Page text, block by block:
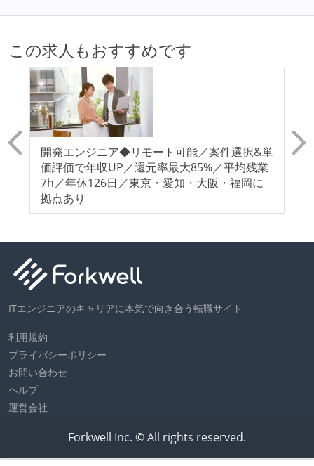
この求人もおすすめです
開発エンジニア◆リモート可能／案件選択&単
価評価で年収UP／還元率最大85%／平均残業
7h／年休126日／東京・愛知・大阪・福岡に
拠点あり
ITエンジニアのキャリアに本気で向き合う転職サイト
利用規約
プライバシーポリシー
お問い合わせ
ヘルプ
運営会社
Forkwell Inc. © All rights reserved.